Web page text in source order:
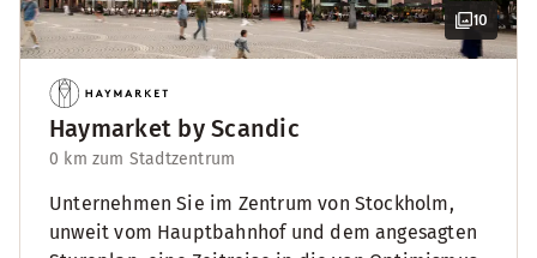
10
Haymarket by Scandic
0 km zum Stadtzentrum
Unternehmen Sie im Zentrum von Stockholm,
unweit vom Hauptbahnhof und dem angesagten